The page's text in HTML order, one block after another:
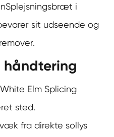
Splejsningsbræt i
sit udseende og
håndtering
Elm Splicing
sted.
fra direkte sollys